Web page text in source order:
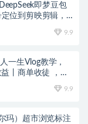
即梦豆包
位到剪映剪辑，
9.9
一生Vlog教学，
丨商单收徒 ，新
9.9
玛）超市浏览标注